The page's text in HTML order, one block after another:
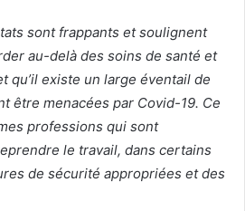
sont frappants et soulignent
au-delà des soins de santé et
qu’il existe un large éventail de
être menacées par Covid-19. Ce
professions qui sont
le travail, dans certains
de sécurité appropriées et des